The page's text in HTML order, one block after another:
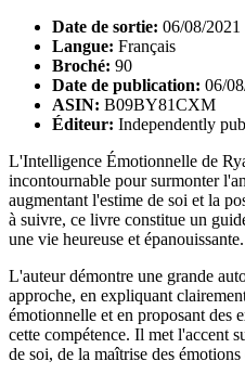
Date de sortie: 06/08/2021
Langue: Français
Broché: 90
Date de publication: 06/
ASIN: B09BY81CXM
Éditeur: Independently
L'Intelligence Émotionnelle de
incontournable pour surmonter
augmentant l'estime de soi et la
à suivre, ce livre constitue un
une vie heureuse et épanouissante.
L'auteur démontre une grande
approche, en expliquant
émotionnelle et en proposant des
cette compétence. Il met l'accent
de soi, de la maîtrise des